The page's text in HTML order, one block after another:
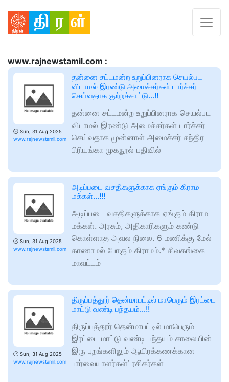
www.rajnewstamil.com :
🕑 Sun, 31 Aug 2025
www.rajnewstamil.com
தன்னை சட்டமன்ற உறுப்பினராக செயல்பட
விடாமல் இரண்டு அமைச்சர்கள் டார்ச்சர்
செய்வதாக குற்றச்சாட்டு…!!
தன்னை சட்டமன்ற உறுப்பினராக செயல்பட
விடாமல் இரண்டு அமைச்சர்கள் டார்ச்சர்
செய்வதாக முன்னாள் அமைச்சர் சந்திர
பிரியங்கா முகநூல் பதிவில்
🕑 Sun, 31 Aug 2025
www.rajnewstamil.com
அடிப்படை வசதிகளுக்காக ஏங்கும் கிராம
மக்கள்…!!!
அடிப்படை வசதிகளுக்காக ஏங்கும் கிராம
மக்கள். அரசும், அதிகாரிகளும் கண்டு
கொள்ளாத அவல நிலை. 6 மணிக்கு மேல்
காணாமல் போகும் கிராமம்.* சிவகங்கை
மாவட்டம்
🕑 Sun, 31 Aug 2025
www.rajnewstamil.com
திருப்பத்தூர் தென்மாபட்டில் மாபெரும் இரட்டை
மாட்டு வண்டி பந்தயம்…!!
திருப்பத்தூர் தென்மாபட்டில் மாபெரும்
இரட்டை மாட்டு வண்டி பந்தயம் சாலையின்
இரு புறங்களிலும் ஆயிரக்கணக்கான
பார்வையாளர்கள்’ ரசிகர்கள்